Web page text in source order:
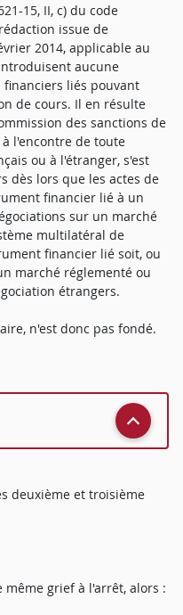
15, II, c) du code
issue de
2014, applicable au
aucune
liés pouvant
de cours. Il en résulte
des sanctions de
l'encontre de toute
ou à l'étranger, s'est
dès lors que les actes de
financier lié à un
sur un marché
multilatéral de
financier lié soit, ou
marché réglementé ou
étrangers.
n'est donc pas fondé.
deuxième et troisième
même grief à l'arrêt, alors :